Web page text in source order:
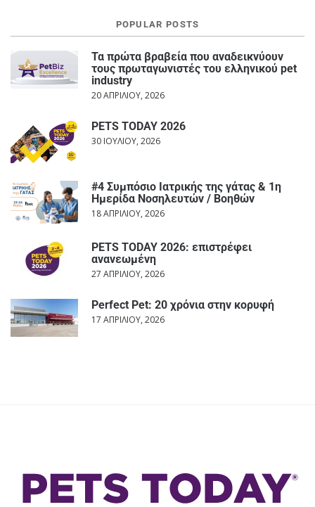
POPULAR POSTS
Τα πρώτα βραβεία που αναδεικνύουν
τους πρωταγωνιστές του ελληνικού pet
industry
20 ΑΠΡΙΛΊΟΥ, 2026
PETS TODAY 2026
30 ΙΟΥΛΊΟΥ, 2026
#4 Συμπόσιο Ιατρικής της γάτας & 1η
Ημερίδα Νοσηλευτών / Βοηθών
18 ΑΠΡΙΛΊΟΥ, 2026
PETS TODAY 2026: επιστρέφει
ανανεωμένη
27 ΑΠΡΙΛΊΟΥ, 2026
Perfect Pet: 20 χρόνια στην κορυφή
17 ΑΠΡΙΛΊΟΥ, 2026